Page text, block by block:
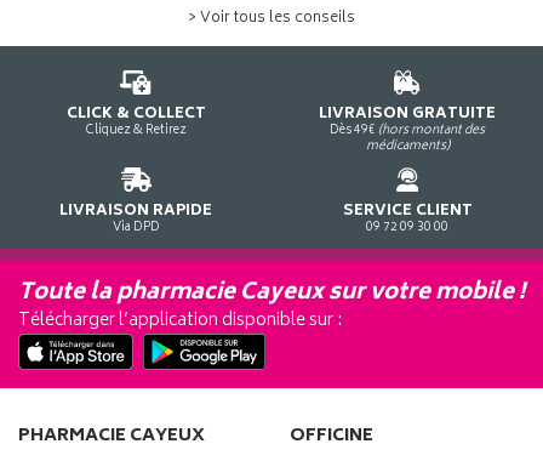
> Voir tous les conseils
CLICK & COLLECT
Cliquez & Retirez
LIVRAISON GRATUITE
Dès 49€ (hors montant des
médicaments)
LIVRAISON RAPIDE
Via DPD
SERVICE CLIENT
09 72 09 30 00
Toute la pharmacie Cayeux sur votre mobile !
Télécharger l’application disponible sur :
PHARMACIE CAYEUX OFFICINE